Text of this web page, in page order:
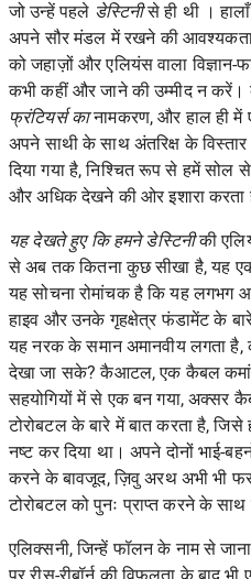
जो उन्हें पहले डेस्टिनीसे ही थी ।
अपने सौर मंडल में रखने की
को जहाज़ों और एलियंस वाला
कभी कहीं और जाने की उम्मीद न करें।
फ्रंटियर्स कानामकरण, औरहाल ही
अपने साथी के साथ अंतरिक्ष के
दिया गया है, निश्चित रूप से हमें
और अधिक देखने की ओर इशारा करता
यह देखते हुए कि हमने डेस्टिनीकी
से अब तक कितना कुछ सीखा है, यह एक
यह सोचना रोमांचक है कि यह लगभग
हाइव और उनके गृहक्षेत्र फंडामेंट के
यह नरक के समान अमानवीय लगता है,
देखा जा सके? कैआटल, एक कैबल
सहयोगियों में से एक बन गया, अक्सर
टोरोबटल के बारे में बात करता है,
नष्ट कर दिया था। अपने दोनों भाई-
करने के बावजूद, ज़िवु अरथ अभी भी
टोरोबटल को पुनः प्राप्त करने के
एलिक्सनी, जिन्हें फॉलन के नाम से